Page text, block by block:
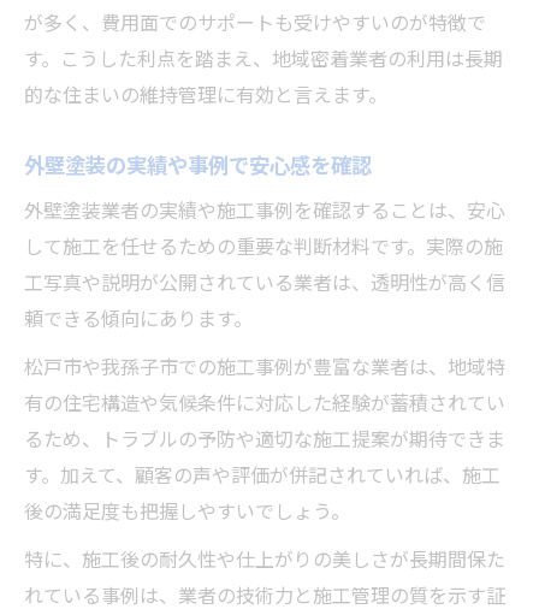
が多く、費用面でのサポートも受けやすいのが特徴で
す。こうした利点を踏まえ、地域密着業者の利用は長期
的な住まいの維持管理に有効と言えます。
外壁塗装の実績や事例で安心感を確認
外壁塗装業者の実績や施工事例を確認することは、安心
して施工を任せるための重要な判断材料です。実際の施
工写真や説明が公開されている業者は、透明性が高く信
頼できる傾向にあります。
松戸市や我孫子市での施工事例が豊富な業者は、地域特
有の住宅構造や気候条件に対応した経験が蓄積されてい
るため、トラブルの予防や適切な施工提案が期待できま
す。加えて、顧客の声や評価が併記されていれば、施工
後の満足度も把握しやすいでしょう。
特に、施工後の耐久性や仕上がりの美しさが長期間保た
れている事例は、業者の技術力と施工管理の質を示す証